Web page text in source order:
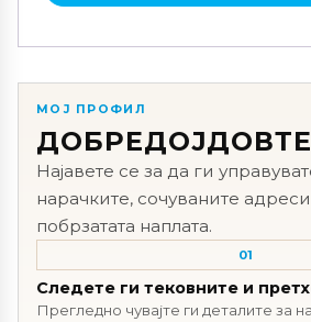
МОЈ ПРОФИЛ
ДОБРЕДОЈДОВТЕ
Најавете се за да ги
нарачките, сочуваните
побрзатата наплата.
01
Следете ги тековните и
Прегледно чувајте ги деталите за